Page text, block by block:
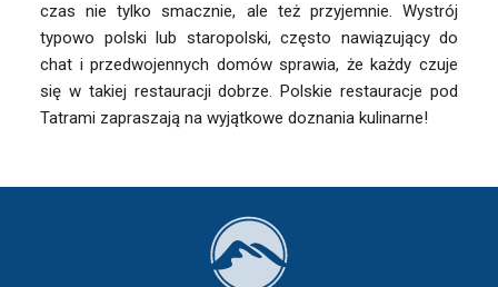
czas nie tylko smacznie, ale też przyjemnie. Wystrój
typowo polski lub staropolski, często nawiązujący do
chat i przedwojennych domów sprawia, że każdy czuje
się w takiej restauracji dobrze. Polskie restauracje pod
Tatrami zapraszają na wyjątkowe doznania kulinarne!